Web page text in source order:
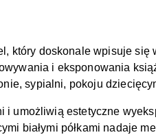
który doskonale wpisuje się
i eksponowania
sypialni, pokoju
i umożliwią estetyczne
białymi półkami nadaje